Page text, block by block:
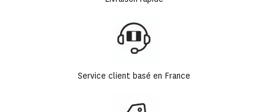
Service client basé en France